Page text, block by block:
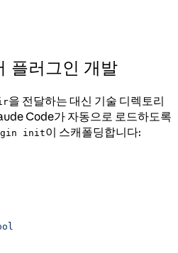
플러그인 개발
을 전달하는 대신 기술 디렉토리
Code가 자동으로 로드하도록
init이 스캐폴딩합니다: